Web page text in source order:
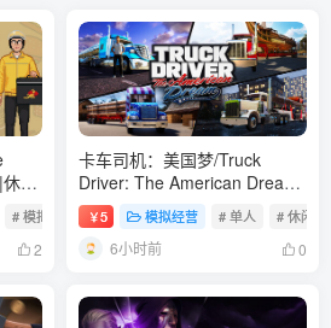
闲
中
# 模拟 # 角色扮演
2
卡车司机：美国梦/Truck
Driver: The American Dream
Build.24390879|模拟经营|容
量19.5GB|免安装绿色中文版
￥5 模拟经营 # 单人 # 休闲
6小时前 0